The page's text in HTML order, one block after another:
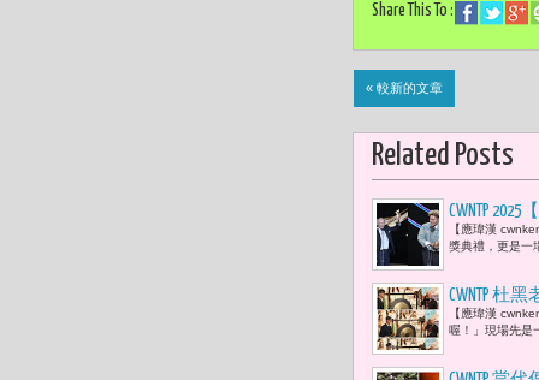
Share This To :
« 較新的文章
Related Posts
CWNTP
黨劇團《
【應瑋漢
獎典禮，更是一
CWNTP 杜
笑。--
【應瑋漢
喔！」現場先是